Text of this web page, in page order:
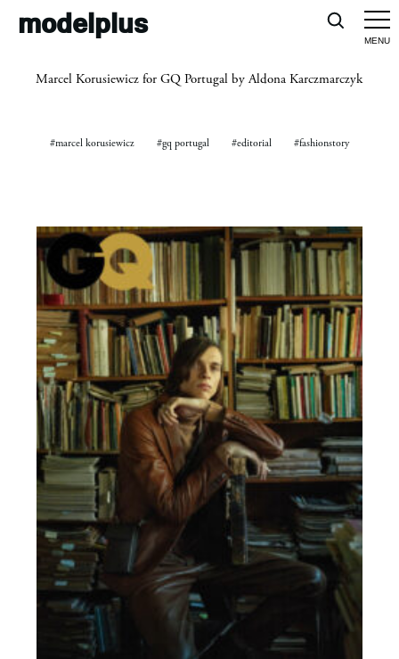
modelplus
Marcel Korusiewicz for GQ Portugal by Aldona Karczmarczyk
#marcel korusiewicz #gq portugal #editorial #fashionstory